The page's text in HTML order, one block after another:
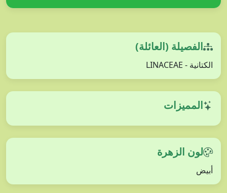
الفصيلة (العائلة)
الكتانية - LINACEAE
المميزات
لون الزهرة
أبيض